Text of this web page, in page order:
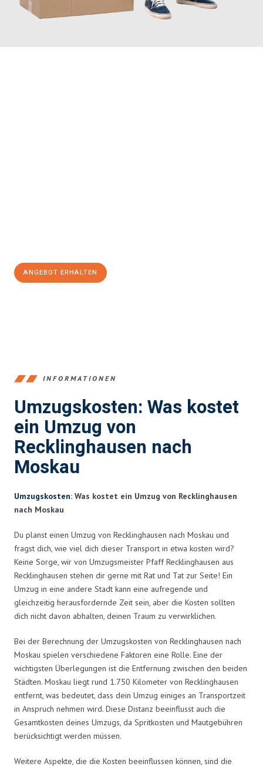
ANGEBOT ERHALTEN
INFORMATIONEN
Umzugskosten: Was kostet
ein Umzug von
Recklinghausen nach
Moskau
Umzugskosten: Was kostet ein Umzug von Recklinghausen
nach Moskau
Du planst einen Umzug von Recklinghausen nach Moskau und
fragst dich, wie viel dich dieser Transport in etwa kosten wird?
Keine Sorge, wir von Umzugsmeister Pfaff Recklinghausen aus
Recklinghausen stehen dir gerne mit Rat und Tat zur Seite! Ein
Umzug in eine andere Stadt kann eine aufregende und
gleichzeitig herausfordernde Zeit sein, aber die Kosten sollten
dich nicht davon abhalten, deinen Traum zu verwirklichen.
Bei der Berechnung der Umzugskosten von Recklinghausen nach
Moskau spielen verschiedene Faktoren eine Rolle. Eine der
wichtigsten Überlegungen ist die Entfernung zwischen den beiden
Städten. Moskau liegt rund 1.750 Kilometer von Recklinghausen
entfernt, was bedeutet, dass dein Umzug einiges an Transportzeit
in Anspruch nehmen wird. Diese Distanz beeinflusst auch die
Gesamtkosten deines Umzugs, da Spritkosten und Mautgebühren
berücksichtigt werden müssen.
Weitere Aspekte, die die Kosten beeinflussen können, sind die